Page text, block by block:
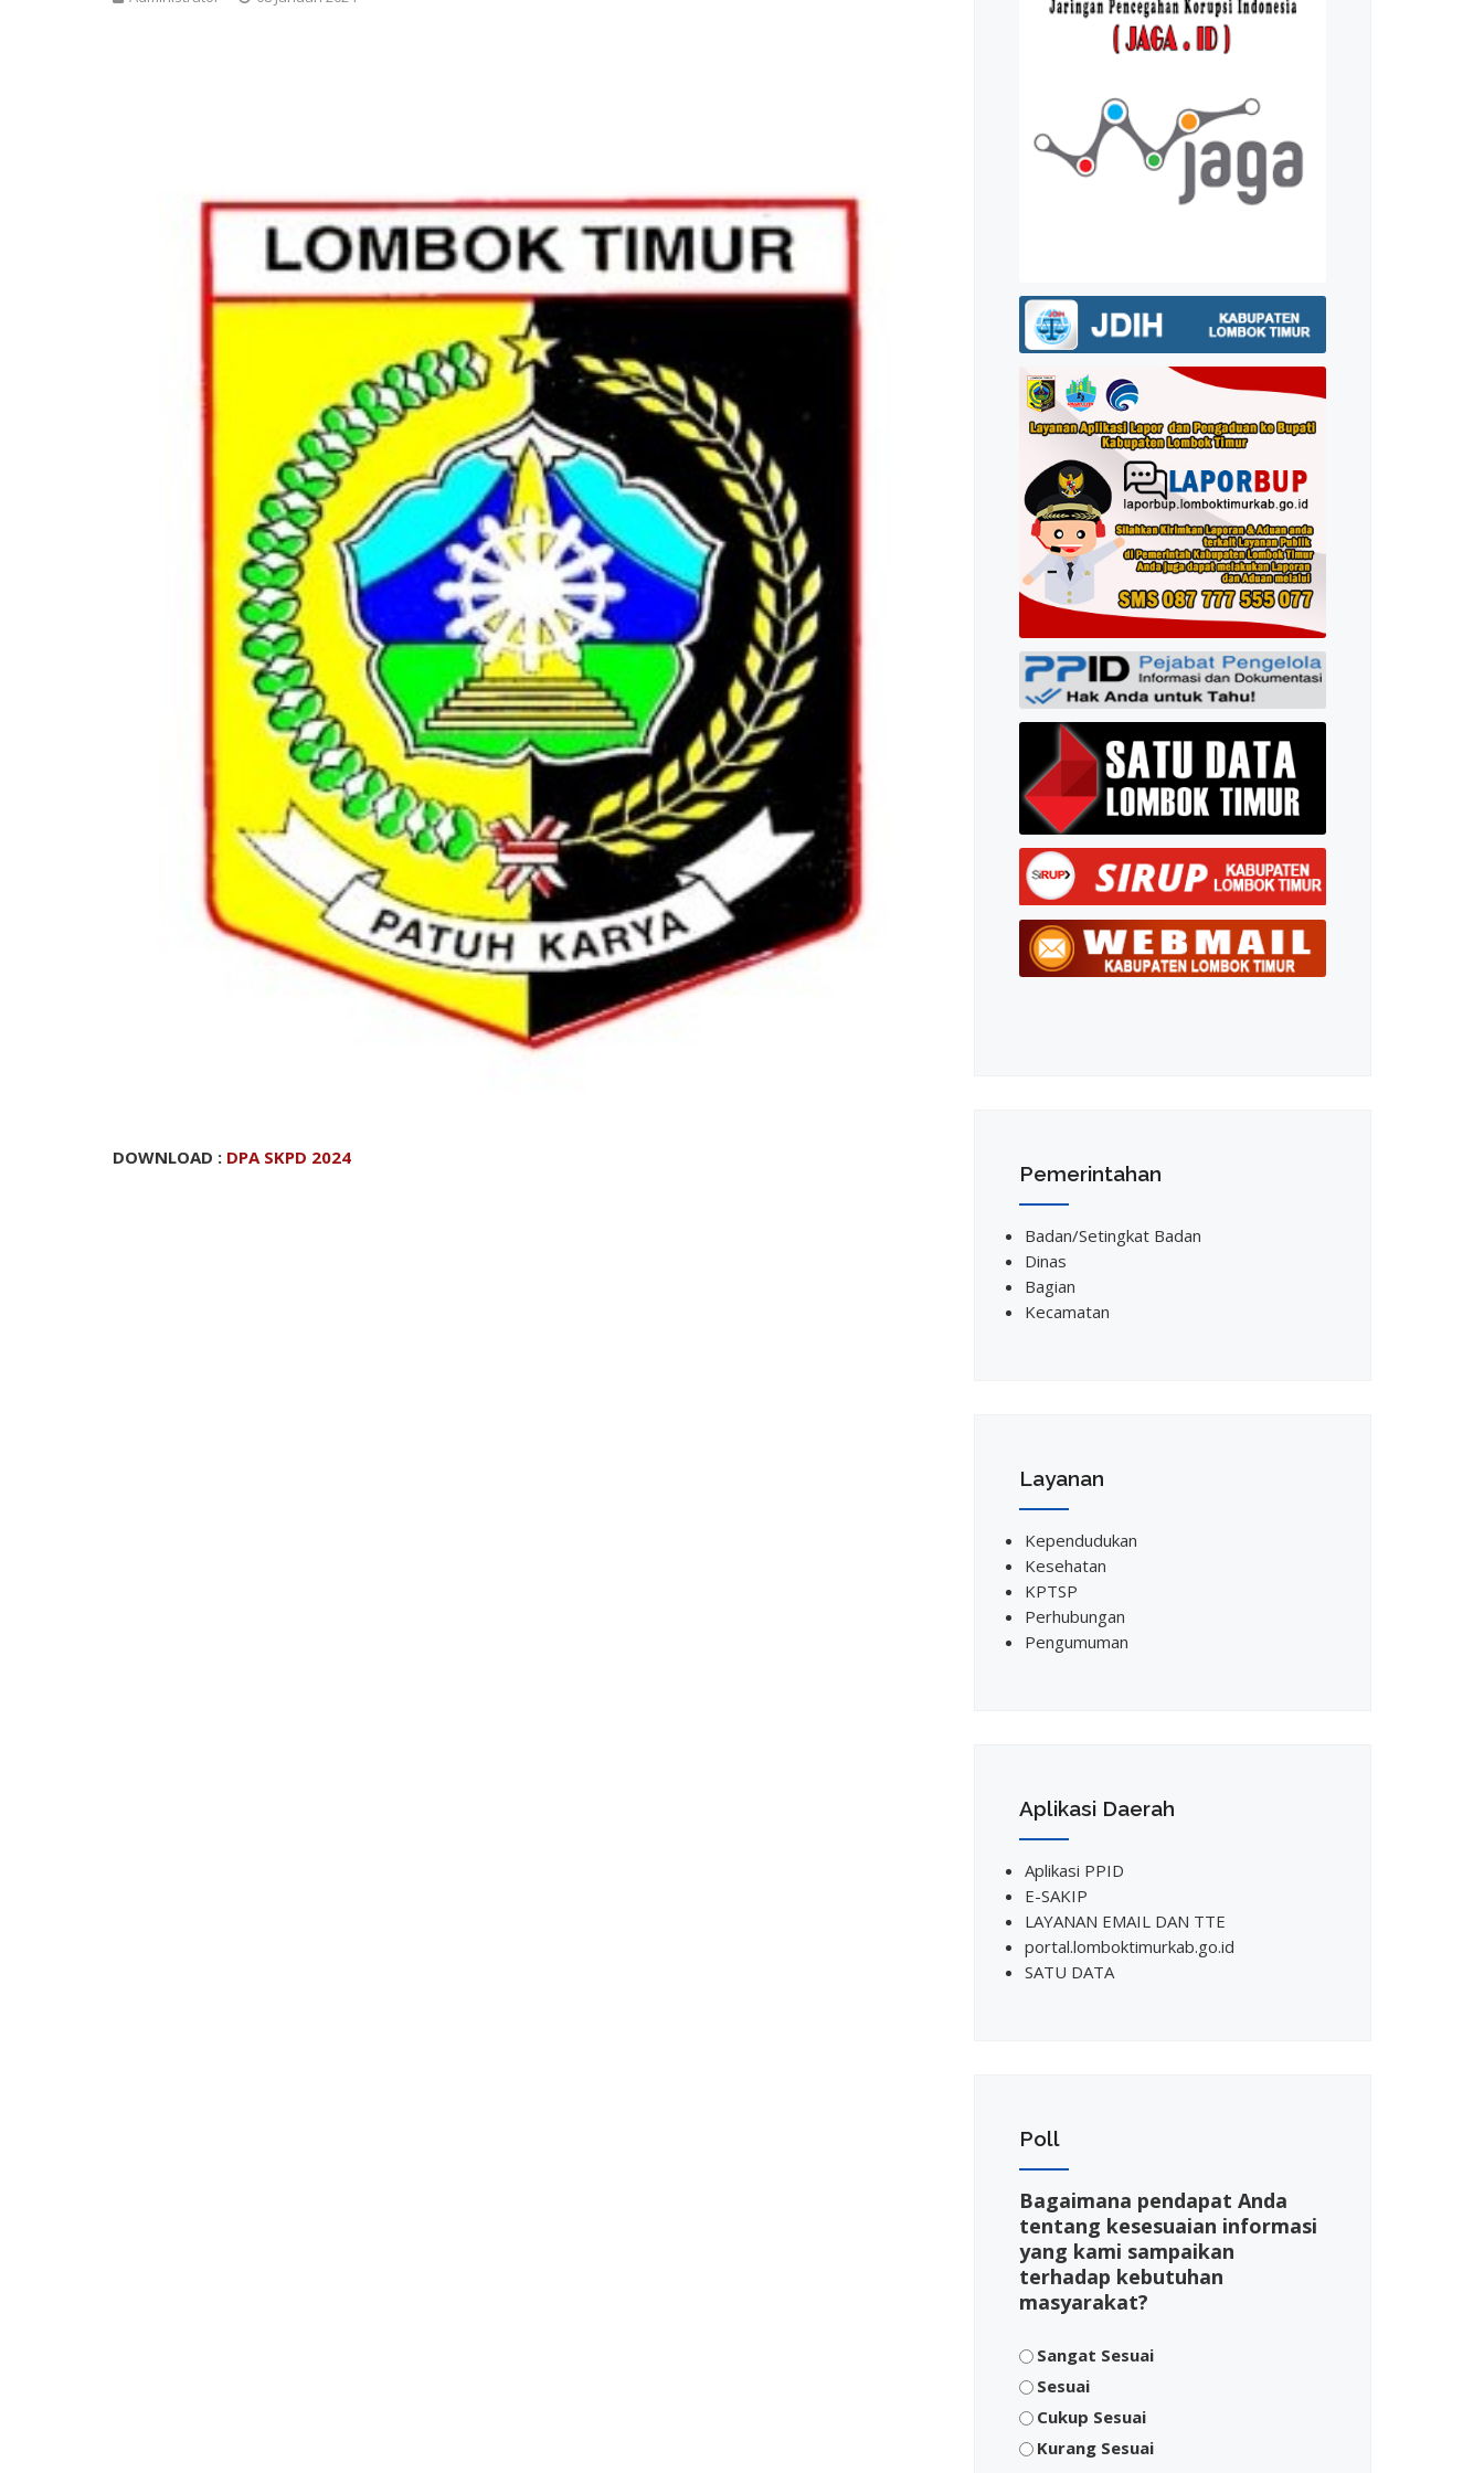
LAPORAN KEUANGAN
SK PENETAPAN PROYEK
Kebijakan Privasi
BUMD 2024
Perda
Pertanggungjawaban
APBD TA 2024
Perbup Tentang
Pertanggungjawaban
APBD TA 2024
LKPD 2024
SIRUP LOMBOK TIMUR
LPPD 2025
LAKIP Sekretariat Daerah
2025
DOWNLOAD : DPA SKPD 2024
Pemerintahan
Badan/Setingkat Badan
Dinas
Bagian
Kecamatan
Layanan
Kependudukan
Kesehatan
KPTSP
Perhubungan
Pengumuman
Aplikasi Daerah
Aplikasi PPID
E-SAKIP
LAYANAN EMAIL DAN TTE
portal.lomboktimurkab.go.id
SATU DATA
Poll
Bagaimana pendapat Anda
tentang kesesuaian informasi
yang kami sampaikan
terhadap kebutuhan
masyarakat?
Sangat Sesuai
Sesuai
Cukup Sesuai
Kurang Sesuai